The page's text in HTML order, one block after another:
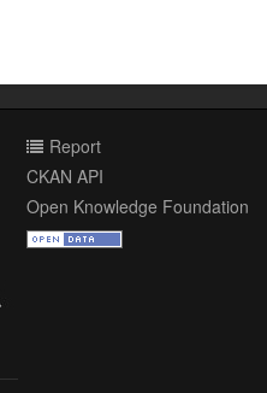
Report
CKAN API
Open Knowledge Foundation